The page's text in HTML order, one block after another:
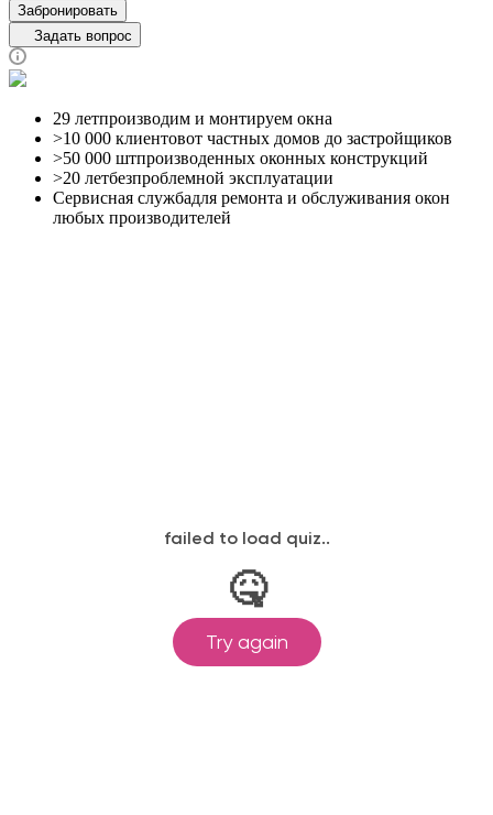
Забронировать
Задать вопрос
29 летпроизводим и монтируем окна
>10 000 клиентовот частных домов до застройщиков
>50 000 штпроизводенных оконных конструкций
>20 летбезпроблемной эксплуатации
Сервисная службадля ремонта и обслуживания окон
любых производителей